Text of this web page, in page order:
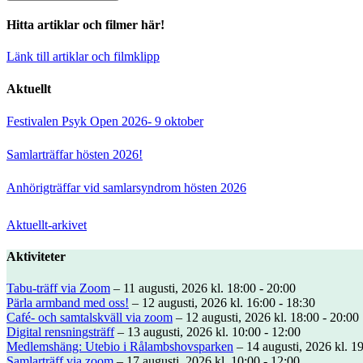
Hitta artiklar och filmer här!
Länk till artiklar och filmklipp
Aktuellt
Festivalen Psyk Open 2026- 9 oktober
Samlarträffar hösten 2026!
Anhörigträffar vid samlarsyndrom hösten 2026
Aktuellt-arkivet
Aktiviteter
Tabu-träff via Zoom – 11 augusti, 2026 kl. 18:00 - 20:00
Pärla armband med oss! – 12 augusti, 2026 kl. 16:00 - 18:30
Café- och samtalskväll via zoom – 12 augusti, 2026 kl. 18:00 - 20:00
Digital rensningsträff– 13 augusti, 2026 kl. 10:00 - 12:00
Medlemshäng: Utebio i Rålambshovsparken – 14 augusti, 2026 kl.